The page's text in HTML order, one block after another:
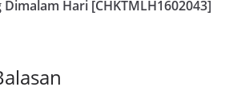
Dimalam Hari [CHKTMLH1602043]